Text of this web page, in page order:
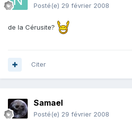
Posté(e) 29 février 2008
de la Cérusite?
Citer
Samael
Posté(e) 29 février 2008